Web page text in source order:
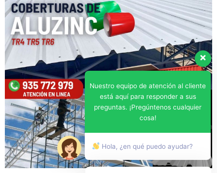
Nuestro equipo de atención al cliente
está aquí para responder a sus
preguntas. ¡Pregúntenos cualquier
cosa!
Hola, ¿en qué puedo ayudar?